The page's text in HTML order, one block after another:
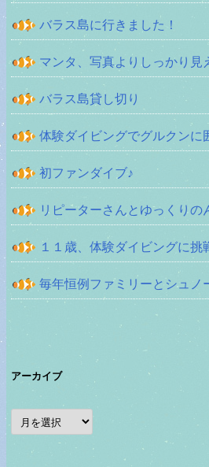
バラス島に行きました！
マンタ、写真よりしっかり見
バラス島貸し切り
体験ダイビングでグルクンに
初ファンダイブ♪
リピーターさんとゆっくりの
１１歳、体験ダイビングに挑
毎年恒例ファミリーとシュノ
アーカイブ
ア
ー
カ